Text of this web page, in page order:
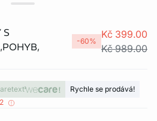
S
-60%
Kč 399.00
Kč 989.00
Rychle se prodává!